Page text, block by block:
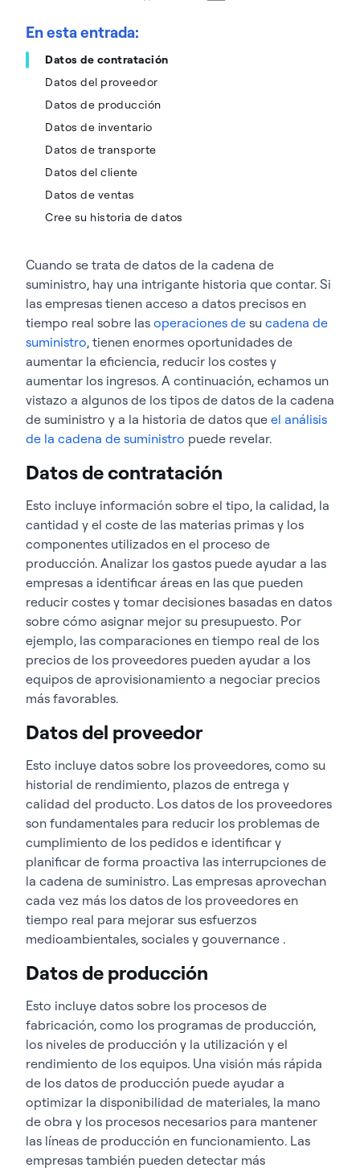
En esta entrada:
Datos de contratación
Datos del proveedor
Datos de producción
Datos de inventario
Datos de transporte
Datos del cliente
Datos de ventas
Cree su historia de datos
Cuando se trata de datos de la cadena de
suministro, hay una intrigante historia que contar. Si
las empresas tienen acceso a datos precisos en
tiempo real sobre las operaciones de su cadena de
suministro, tienen enormes oportunidades de
aumentar la eficiencia, reducir los costes y
aumentar los ingresos. A continuación, echamos un
vistazo a algunos de los tipos de datos de la cadena
de suministro y a la historia de datos que el análisis
de la cadena de suministro puede revelar.
Datos de contratación
Esto incluye información sobre el tipo, la calidad, la
cantidad y el coste de las materias primas y los
componentes utilizados en el proceso de
producción. Analizar los gastos puede ayudar a las
empresas a identificar áreas en las que pueden
reducir costes y tomar decisiones basadas en datos
sobre cómo asignar mejor su presupuesto. Por
ejemplo, las comparaciones en tiempo real de los
precios de los proveedores pueden ayudar a los
equipos de aprovisionamiento a negociar precios
más favorables.
Datos del proveedor
Esto incluye datos sobre los proveedores, como su
historial de rendimiento, plazos de entrega y
calidad del producto. Los datos de los proveedores
son fundamentales para reducir los problemas de
cumplimiento de los pedidos e identificar y
planificar de forma proactiva las interrupciones de
la cadena de suministro. Las empresas aprovechan
cada vez más los datos de los proveedores en
tiempo real para mejorar sus esfuerzos
medioambientales, sociales y gouvernance .
Datos de producción
Esto incluye datos sobre los procesos de
fabricación, como los programas de producción,
los niveles de producción y la utilización y el
rendimiento de los equipos. Una visión más rápida
de los datos de producción puede ayudar a
optimizar la disponibilidad de materiales, la mano
de obra y los procesos necesarios para mantener
las líneas de producción en funcionamiento. Las
empresas también pueden detectar más